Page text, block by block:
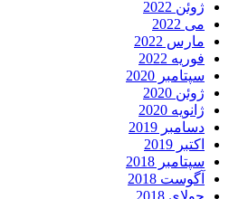
ژوئن 2022
می 2022
مارس 2022
فوریه 2022
سپتامبر 2020
ژوئن 2020
ژانویه 2020
دسامبر 2019
اکتبر 2019
سپتامبر 2018
آگوست 2018